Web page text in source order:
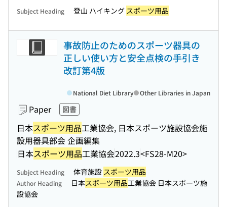
Subject Heading 登山 ハイキング スポーツ用品
事故防止のためのスポーツ器具の
正しい使い方と安全点検の手引き
改訂第4版
Paper 図書
日本スポーツ用品工業協会, 日本スポーツ施設協会施
設用器具部会 企画編集
日本スポーツ用品工業協会2022.3<FS28-M20>
National Diet Library Other Libraries in Japan
Subject Heading 体育施設 スポーツ用品
Author Heading 日本スポーツ用品工業協会 日本スポーツ施
設協会